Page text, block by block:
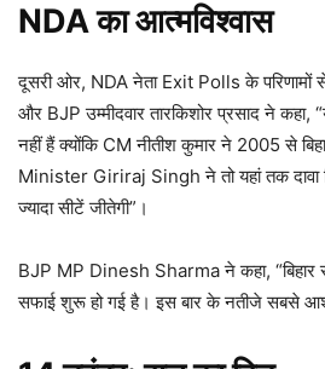
NDAका आत्मविश्वास
दूसरी ओर, NDA नेता Exit Polls के परिणामों से
और BJP उम्मीदवार तारकिशोर प्रसाद ने
नहीं हैं क्योंकि CM नीतीश कुमार ने 2005 से
Minister Giriraj Singh ने तो यहां तक दावा
ज्यादा सीटें जीतेगी”।​
BJP MP Dinesh Sharma ने कहा,
सफाई शुरू हो गई है। इस बार के नतीजे सबसे